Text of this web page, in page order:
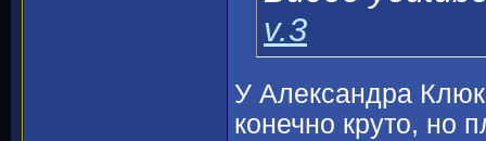
v.3
У Александра
конечно круто, но